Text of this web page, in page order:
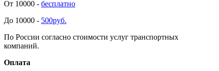
От 10000 - бесплатно
До 10000 - 500руб.
По России согласно стоимости услуг транспортных
компаний.
Оплата